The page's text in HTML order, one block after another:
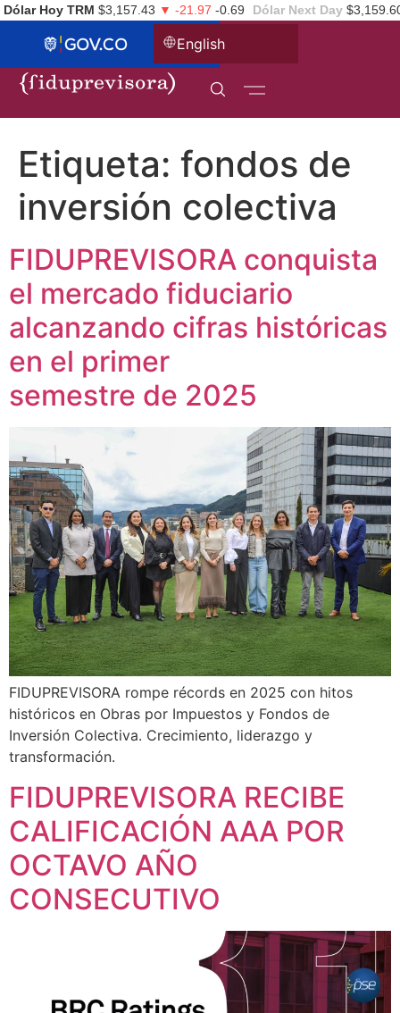
Dólar Hoy TRM $3,157.43 ▼ -21.97 -0.69 Dólar Next Day
English
Etiqueta: fondos de
inversión colectiva
FIDUPREVISORA conquista
el mercado fiduciario
alcanzando cifras históricas
en el primer
semestre de 2025
FIDUPREVISORA rompe récords en 2025 con hitos
históricos en Obras por Impuestos y Fondos de
Inversión Colectiva. Crecimiento, liderazgo y
transformación.
FIDUPREVISORA RECIBE
CALIFICACIÓN AAA POR
OCTAVO AÑO
CONSECUTIVO